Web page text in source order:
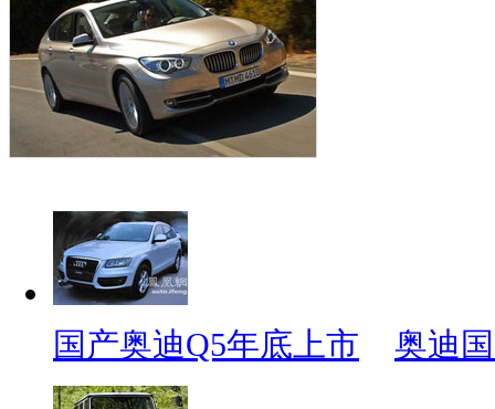
国产奥迪Q5年底上市 奥迪